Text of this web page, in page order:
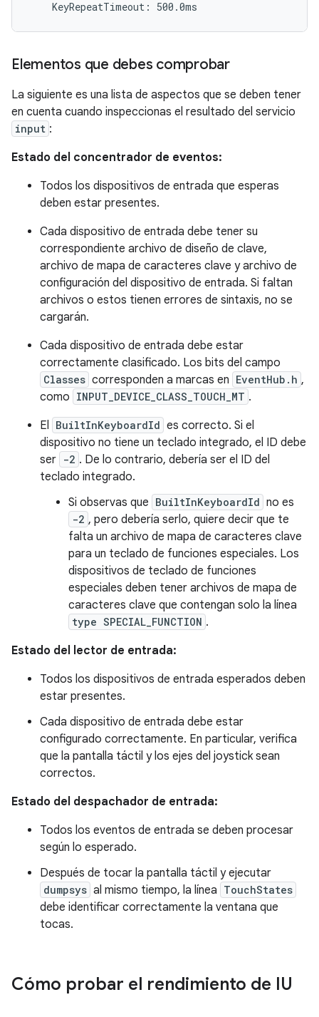
Elementos que debes comprobar
La siguiente es una lista de aspectos que se deben tener
en cuenta cuando inspeccionas el resultado del servicio
input :
Estado del concentrador de eventos:
Todos los dispositivos de entrada que esperas
deben estar presentes.
Cada dispositivo de entrada debe tener su
correspondiente archivo de diseño de clave,
archivo de mapa de caracteres clave y archivo de
configuración del dispositivo de entrada. Si faltan
archivos o estos tienen errores de sintaxis, no se
cargarán.
Cada dispositivo de entrada debe estar
correctamente clasificado. Los bits del campo
Classes corresponden a marcas en EventHub.h ,
como INPUT_DEVICE_CLASS_TOUCH_MT .
El BuiltInKeyboardId es correcto. Si el
dispositivo no tiene un teclado integrado, el ID debe
ser -2 . De lo contrario, debería ser el ID del
teclado integrado.
Si observas que BuiltInKeyboardId no es
-2 , pero debería serlo, quiere decir que te
falta un archivo de mapa de caracteres clave
para un teclado de funciones especiales. Los
dispositivos de teclado de funciones
especiales deben tener archivos de mapa de
caracteres clave que contengan solo la línea
type SPECIAL_FUNCTION .
Estado del lector de entrada:
Todos los dispositivos de entrada esperados deben
estar presentes.
Cada dispositivo de entrada debe estar
configurado correctamente. En particular, verifica
que la pantalla táctil y los ejes del joystick sean
correctos.
Estado del despachador de entrada:
Todos los eventos de entrada se deben procesar
según lo esperado.
Después de tocar la pantalla táctil y ejecutar
dumpsys al mismo tiempo, la línea TouchStates
debe identificar correctamente la ventana que
tocas.
Cómo probar el rendimiento de IU